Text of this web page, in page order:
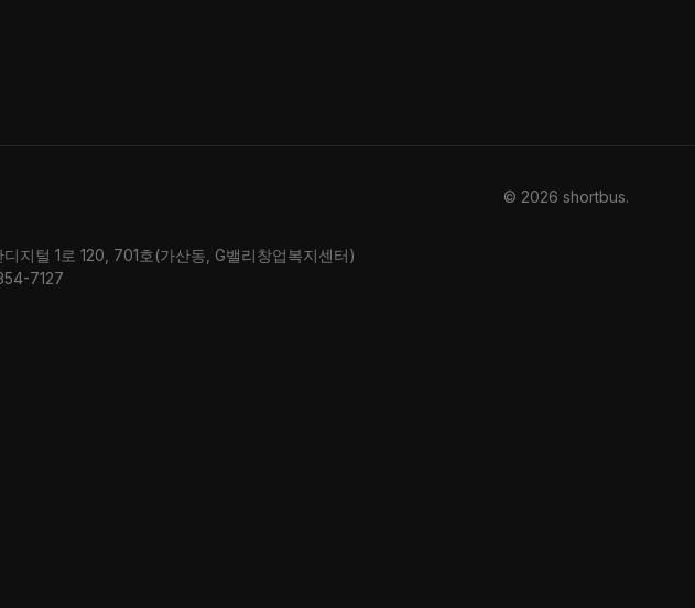
지털 1로 120, 701호(가산동, G밸리창업복지센터)
7127
© 2026 shortbus.